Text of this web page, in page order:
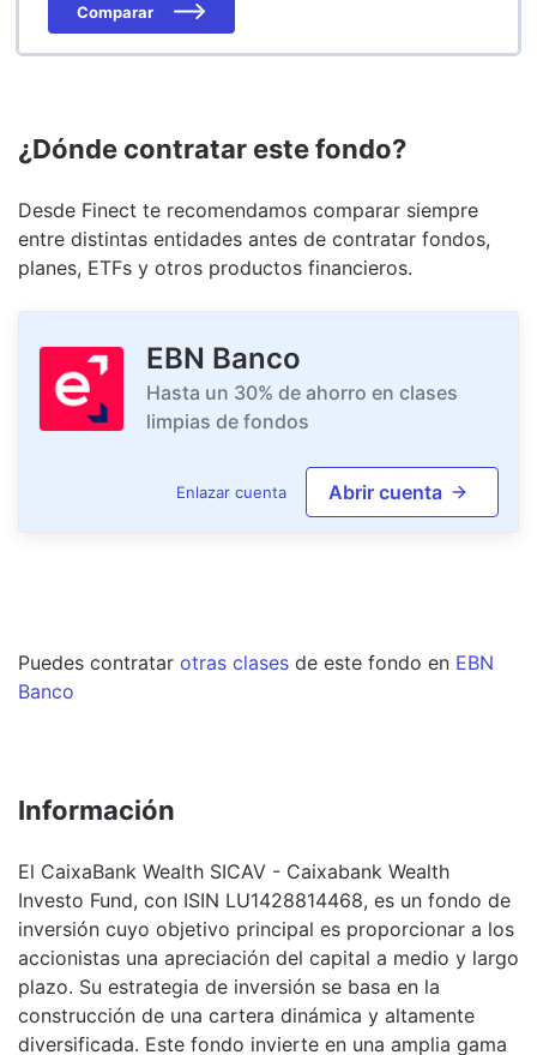
Comparar
¿Dónde contratar este fondo?
Desde Finect te recomendamos comparar siempre
entre distintas entidades antes de contratar fondos,
planes, ETFs y otros productos financieros.
EBN Banco
Hasta un 30% de ahorro en clases
limpias de fondos
Enlazar cuenta Abrir cuenta
Puedes contratar otras clases de este fondo en EBN
Banco
Información
El CaixaBank Wealth SICAV - Caixabank Wealth
Investo Fund, con ISIN LU1428814468, es un fondo de
inversión cuyo objetivo principal es proporcionar a los
accionistas una apreciación del capital a medio y largo
plazo. Su estrategia de inversión se basa en la
construcción de una cartera dinámica y altamente
diversificada. Este fondo invierte en una amplia gama